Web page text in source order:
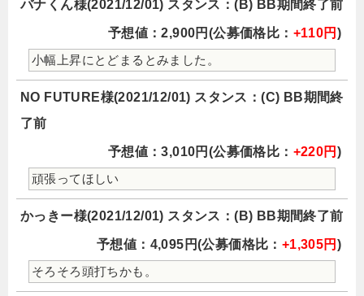
バナくん様(2021/12/01) スタンス：(B) BB期間終了前
予想値：2,900円(公募価格比： +110円 )
小幅上昇にとどまるとみました。
NO FUTURE様(2021/12/01) スタンス：(C) BB期間終
了前
予想値：3,010円(公募価格比： +220円 )
頑張ってほしい
かっきー様(2021/12/01) スタンス：(B) BB期間終了前
予想値：4,095円(公募価格比： +1,305円 )
そろそろ頭打ちかも。